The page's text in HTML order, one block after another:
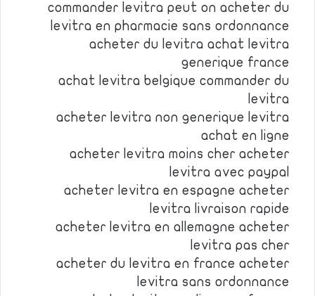
commander levitra peut on acheter du
levitra en pharmacie sans ordonnance
acheter du levitra achat levitra
generique france
achat levitra belgique commander du
levitra
acheter levitra non generique levitra
achat en ligne
acheter levitra moins cher acheter
levitra avec paypal
acheter levitra en espagne acheter
levitra livraison rapide
acheter levitra en allemagne acheter
levitra pas cher
acheter du levitra en france acheter
levitra sans ordonnance